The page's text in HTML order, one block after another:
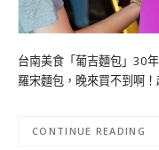
台南美食「葡吉麵包」30
羅宋麵包，晚來買不到啊
CONTINUE READING